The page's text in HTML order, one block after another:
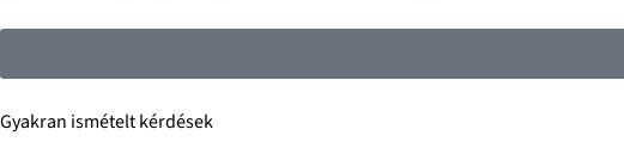
Gyakran ismételt kérdések